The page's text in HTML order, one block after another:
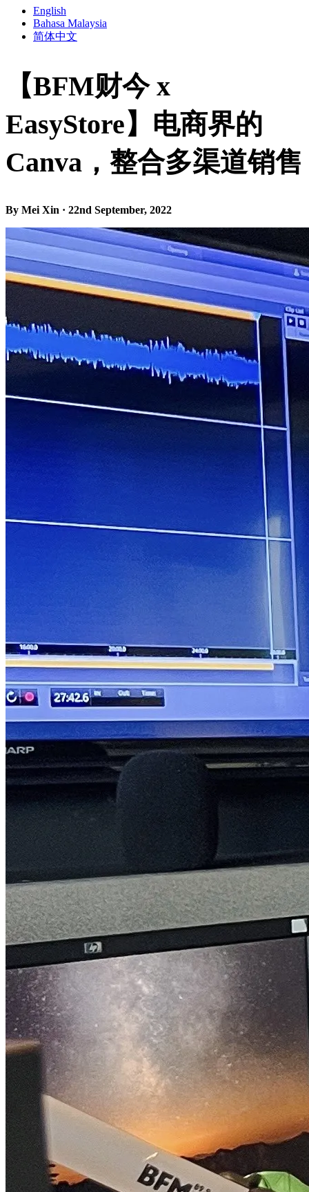
English
Bahasa Malaysia
简体中文
【BFM财今 x
EasyStore】电商界的
Canva，整合多渠道销售
By Mei Xin · 22nd September, 2022